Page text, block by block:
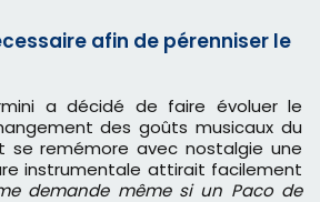
afin de pérenniser le
des goûts musicaux du
se remémore avec nostalgie une
instrumentale attirait facilement
demande même si un Paco de